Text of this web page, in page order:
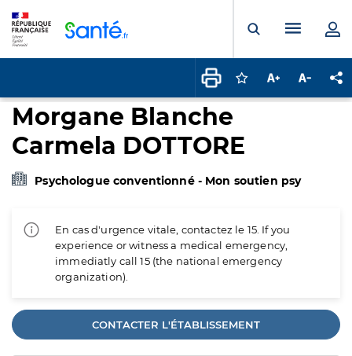
Ouvrir laMenu
Connectez-vous
Augmenter la
Morgane Blanche
Carmela DOTTORE
Psychologue conventionné - Mon soutien psy
En cas d'urgence vitale, contactez le 15. If you
experience or witness a medical emergency,
immediatly call 15 (the national emergency
organization).
CONTACTER L'ÉTABLISSEMENT